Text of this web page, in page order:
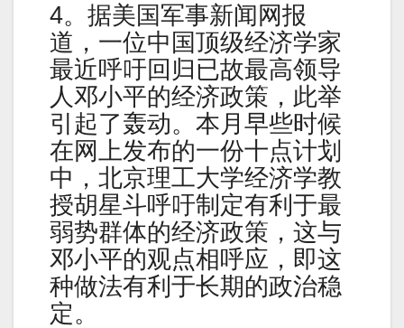
4。据美国军事新闻网报
道，一位中国顶级经济学家
最近呼吁回归已故最高领导
人邓小平的经济政策，此举
引起了轰动。本月早些时候
在网上发布的一份十点计划
中，北京理工大学经济学教
授胡星斗呼吁制定有利于最
弱势群体的经济政策，这与
邓小平的观点相呼应，即这
种做法有利于长期的政治稳
定。